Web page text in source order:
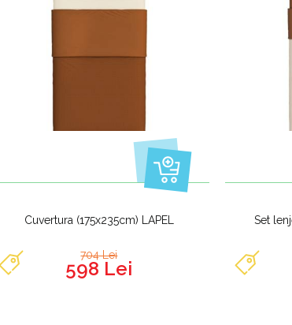
Cuvertura (175x235cm) LAPEL
704 Lei
598 Lei
Set